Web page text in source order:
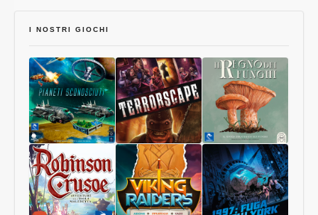
I NOSTRI GIOCHI
Pianeti
Sconosciuti
Terrorscape
Il
Regno
dei
Funghi